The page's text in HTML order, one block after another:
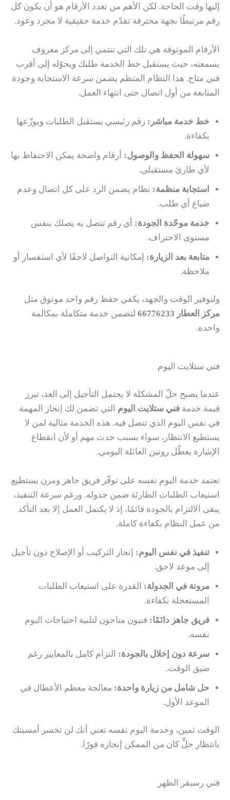
إليها وقت الحاجة. لكن الأهم من تعدد الأرقام هو أن يكون كل
رقم مرتبطًا بجهة محترفة تقدّم خدمة حقيقية لا مجرد وعود.
الأرقام الموثوقة هي تلك التي تنتمي إلى مركز معروف
بسمعته، حيث يستقبل خط الخدمة طلبك ويحوّله إلى أقرب
فني متاح. هذا النظام المنظم يضمن سرعة الاستجابة وجودة
المتابعة من أول اتصال حتى انتهاء العمل.
خط خدمة مباشر: رقم رئيسي يستقبل الطلبات ويوزّعها
بكفاءة.
سهولة الحفظ والوصول: أرقام واضحة يمكن الاحتفاظ بها
لأي طارئ مستقبلي.
استجابة منظمة: نظام يضمن الرد على كل اتصال وعدم
ضياع أي طلب.
خدمة موحّدة الجودة: أي رقم تتصل به يصلك بنفس
مستوى الاحتراف.
متابعة بعد الزيارة: إمكانية التواصل لاحقًا لأي استفسار أو
ملاحظة.
ولتوفير الوقت والجهد، يكفي حفظ رقم واحد موثوق مثل
مركز العطار 66776233
لتضمن خدمة متكاملة بمكالمة
واحدة.
فني ستلايت اليوم
عندما يصبح حلّ المشكلة لا يحتمل التأجيل إلى الغد، تبرز
قيمة خدمة فني ستلايت اليوم التي تضمن لك إنجاز المهمة
في نفس اليوم الذي تتصل فيه. هذه الخدمة مثالية لمن لا
يستطيع الانتظار، سواء بسبب حدث مهم أو لأن انقطاع
الإشارة يعطّل روتين العائلة اليومي.
تعتمد خدمة اليوم نفسه على توفّر فريق جاهز ومرن يستطيع
استيعاب الطلبات الطارئة ضمن جدوله. ورغم سرعة التنفيذ،
يبقى الالتزام بالجودة قائمًا، إذ لا يكتمل العمل إلا بعد التأكد
من عمل النظام بكفاءة كاملة.
تنفيذ في نفس اليوم: إنجاز التركيب أو الإصلاح دون تأجيل
إلى موعد لاحق.
مرونة في الجدولة: القدرة على استيعاب الطلبات
المستعجلة بكفاءة.
فريق جاهز دائمًا: فنيون متاحون لتلبية احتياجات اليوم
نفسه.
سرعة دون إخلال بالجودة: التزام كامل بالمعايير رغم
ضيق الوقت.
حل شامل من زيارة واحدة: معالجة معظم الأعطال في
الموعد الأول.
الوقت ثمين، وخدمة اليوم نفسه تعني أنك لن تخسر أمسيتك
بانتظار حلٍّ كان من الممكن إنجازه فورًا.
فني رسيفر الظهر